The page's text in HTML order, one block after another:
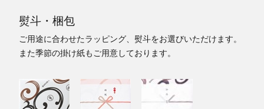
熨斗・梱包
ご用途に合わせたラッピング、熨斗をお選びいただけます。
また季節の掛け紙もご用意しております。